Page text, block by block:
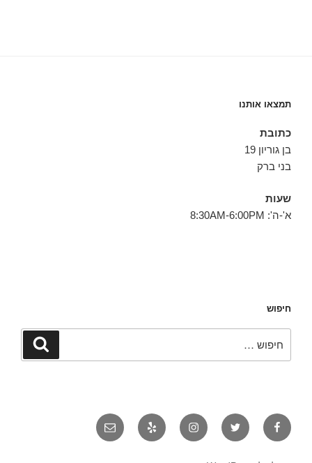
תמצאו אותנו
כתובת
בן גוריון 19
בני ברק
שעות
א'-ה': 8:30AM-6:00PM
חיפוש
חיפוש
פייסבוק טוויטר אינסטגרם יאלפ אימייל